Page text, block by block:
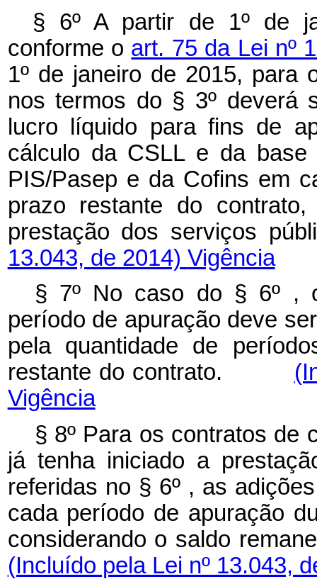
§ 6º A partir de 1º de
conforme o art. 75 da Lei nº
1º de janeiro de 2015, para
nos termos do § 3º deverá
lucro líquido para fins de
cálculo da CSLL e da
PIS/Pasep e da Cofins em
prazo restante do
prestação dos
13.043, de 2014) Vigência
§ 7º No caso do § 6º ,
período de apuração deve
pela quantidade de
restante do contrato.
Vigência
§ 8º Para os contratos de
já tenha iniciado a
referidas no § 6º , as
cada período de apuração
considerando o saldo
(Incluído pela Lei nº 13.043,